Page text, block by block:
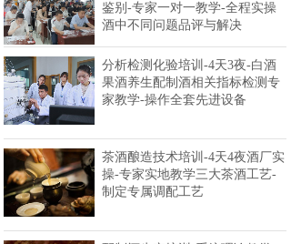
鉴别-专家一对一教学-全程实操
酒中不同问题品评与解决
分析检测化验培训-4天3夜-白酒
果酒养生配制酒相关指标检测专
家教学-操作全套先进设备
茶酒酿造技术培训-4天4夜酒厂实
操-专家实地教学三大茶酒工艺-
制定专属调配工艺